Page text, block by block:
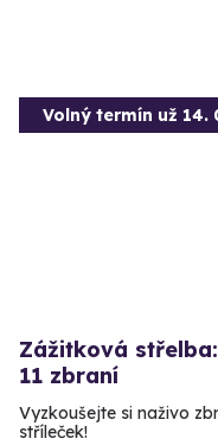
Volný termín už 14.
Zážitková
11 zbraní
Vyzkoušejte si naživo
stříleček!